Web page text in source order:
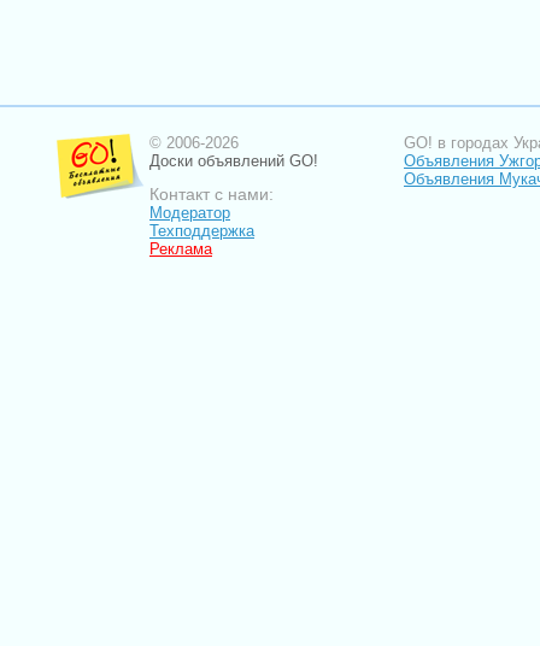
© 2006-2026
Доски объявлений GO!
Контакт с нами:
Модератор
Техподдержка
Реклама
GO! в городах
Объявления
Объявления